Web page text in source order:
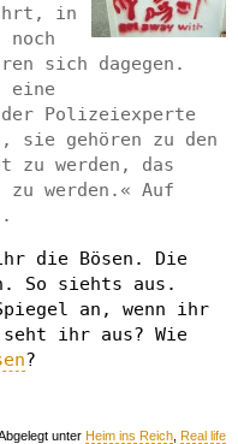
in
noch
sich dagegen.
eine
Polizeiexperte
sie gehören zu den
zu werden, das
werden.« Auf
die Bösen. Die
So siehts aus.
an, wenn ihr
ihr aus? Wie
?
unter Heim ins Reich Real life